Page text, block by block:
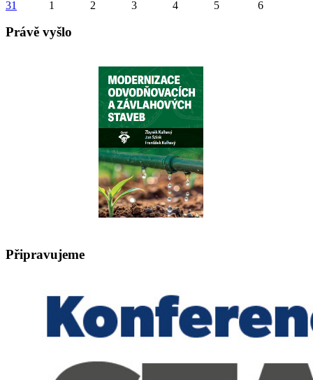
31
1 2 3 4 5 6
Právě vyšlo
Připravujeme